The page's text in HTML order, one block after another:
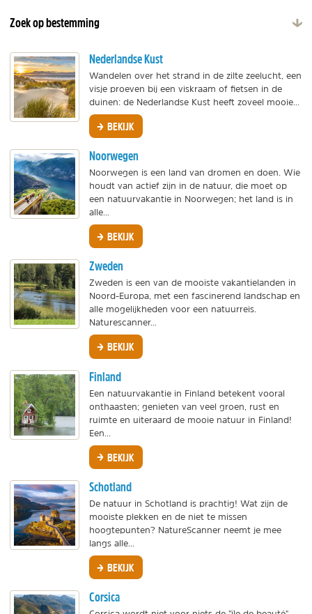
Zoek op bestemming
Nederlandse Kust
Wandelen over het strand in de zilte zeelucht, een
visje proeven bij een viskraam of fietsen in de
duinen: de Nederlandse Kust heeft zoveel mooie...
BEKIJK
Noorwegen
Noorwegen is een land van dromen en doen. Wie
houdt van actief zijn in de natuur, die moet op
een natuurvakantie in Noorwegen; het land is in
alle...
BEKIJK
Zweden
Zweden is een van de mooiste vakantielanden in
Noord-Europa, met een fascinerend landschap en
alle mogelijkheden voor een natuurreis.
Naturescanner...
BEKIJK
Finland
Een natuurvakantie in Finland betekent vooral
onthaasten; genieten van veel groen, rust en
ruimte en uiteraard de mooie natuur in Finland!
Een...
BEKIJK
Schotland
De natuur in Schotland is prachtig! Wat zijn de
mooiste plekken en de niet te missen
hoogtepunten? NatureScanner neemt je mee
langs alle...
BEKIJK
Corsica